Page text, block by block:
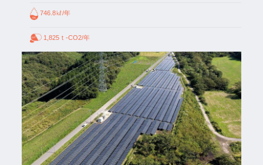
746.8㎘/年
1,825ｔ-CO2/年